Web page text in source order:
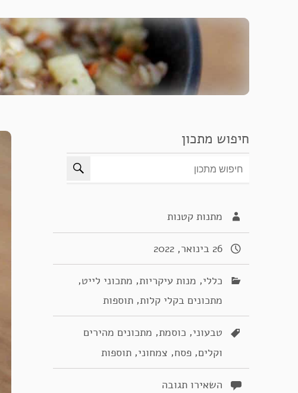
חיפוש מתכון
מתנות קטנות
26 בינואר, 2022
כללי, מנות עיקריות, מתכוני לייט,
מתכונים בקלי קלות, תוספות
טבעוני, כוסמת, מתכונים מהירים
וקלים, פסח, צמחוני, תוספות
השאירו תגובה